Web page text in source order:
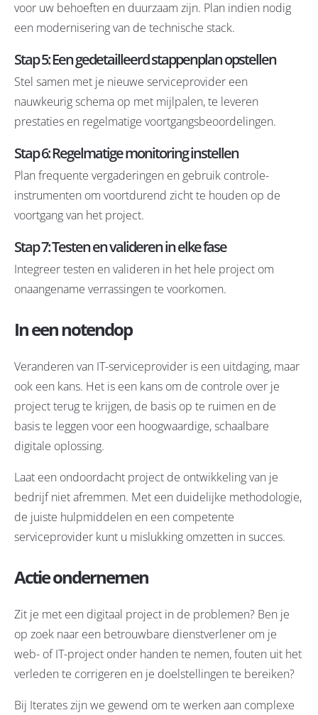
voor uw behoeften en duurzaam zijn. Plan indien nodig
een modernisering van de technische stack.
Stap 5: Een gedetailleerd stappenplan opstellen
Stel samen met je nieuwe serviceprovider een
nauwkeurig schema op met mijlpalen, te leveren
prestaties en regelmatige voortgangsbeoordelingen.
Stap 6: Regelmatige monitoring instellen
Plan frequente vergaderingen en gebruik controle-
instrumenten om voortdurend zicht te houden op de
voortgang van het project.
Stap 7: Testen en valideren in elke fase
Integreer testen en valideren in het hele project om
onaangename verrassingen te voorkomen.
In een notendop
Veranderen van IT-serviceprovider is een uitdaging, maar
ook een kans. Het is een kans om de controle over je
project terug te krijgen, de basis op te ruimen en de
basis te leggen voor een hoogwaardige, schaalbare
digitale oplossing.
Laat een ondoordacht project de ontwikkeling van je
bedrijf niet afremmen. Met een duidelijke methodologie,
de juiste hulpmiddelen en een competente
serviceprovider kunt u mislukking omzetten in succes.
Actie ondernemen
Zit je met een digitaal project in de problemen? Ben je
op zoek naar een betrouwbare dienstverlener om je
web- of IT-project onder handen te nemen, fouten uit het
verleden te corrigeren en je doelstellingen te bereiken?
Bij Iterates zijn we gewend om te werken aan complexe